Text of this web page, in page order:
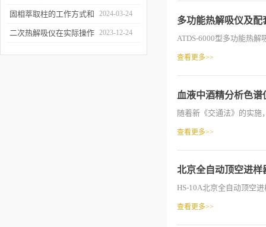
缩
和富集样品中的挥发性成
分
固相萃取柱的工作方式和
应用场景
2024-03-24
二次热解吸仪在实际操作 2023-12-24
多功能热解吸仪及配
ATDS-6000型多功能热解
查看更多>>
血液中酒精分析色
随着新《交通法》的实施
查看更多>>
北京全自动顶空进样
HS-10A北京全自动顶空
查看更多>>